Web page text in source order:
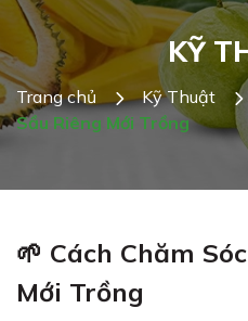
KỸ
Trang chủ Kỹ Thuật
Sầu Riêng Mới Trồng
🌱 Cách Chăm
Mới Trồng